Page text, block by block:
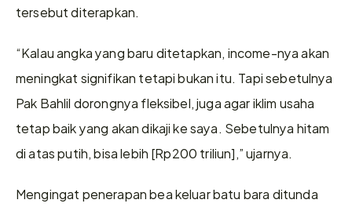
tersebut diterapkan.
“Kalau angka yang baru ditetapkan, income-nya akan
meningkat signifikan tetapi bukan itu. Tapi sebetulnya
Pak Bahlil dorongnya fleksibel, juga agar iklim usaha
tetap baik yang akan dikaji ke saya. Sebetulnya hitam
di atas putih, bisa lebih [Rp200 triliun],” ujarnya.
Mengingat penerapan bea keluar batu bara ditunda